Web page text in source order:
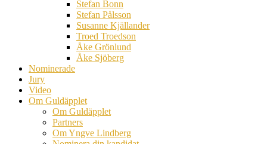
Stefan Bonn
Stefan Pålsson
Susanne Kjällander
Troed Troedson
Åke Grönlund
Åke Sjöberg
Nominerade
Jury
Video
Om Guldäpplet
Om Guldäpplet
Partners
Om Yngve Lindberg